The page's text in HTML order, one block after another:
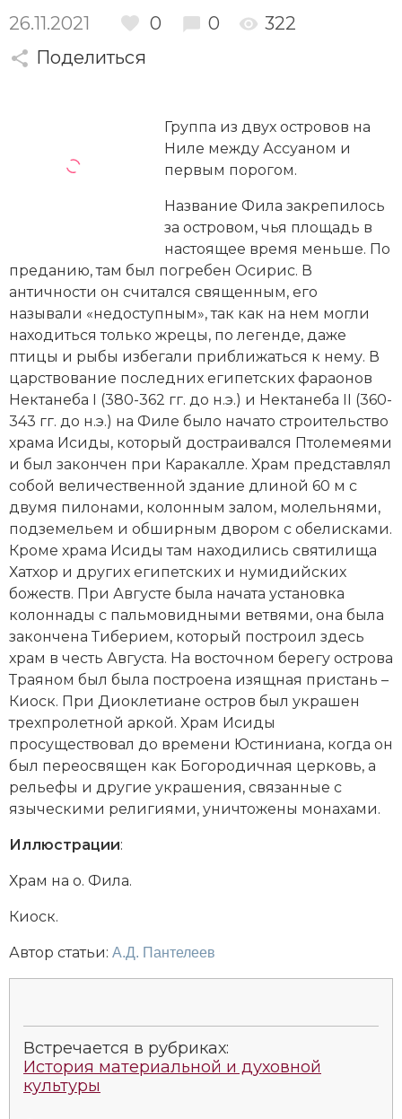
Историческая география и топонимика
История материальной и духовной культуры
История, философия, теория и методология
исторического знания
Итория международных отношений
Латинская Америка
Новая история
Новейшая история
Образование
Общественные объединения и организации
Политическая история
Революции и народные движения
Религия и церковь
Северная Америка
Социально-экономическая история
Специальные исторические дисциплины
26.11.2021 0 0
322
Поделиться
Группа из двух островов на
Ниле между Ассуаном и
первым порогом.
Название Фила закрепилось
за островом, чья площадь в
настоящее время меньше. По
преданию, там был погребен Осирис. В
античности он считался священным, его
называли «недоступным», так как на нем могли
находиться только жрецы, по легенде, даже
птицы и рыбы избегали приближаться к нему. В
царствование последних египетских фараонов
Нектанеба I (380-362 гг. до н.э.) и Нектанеба II (360-
343 гг. до н.э.) на Филе было начато строительство
храма Исиды, который достраивался Птолемеями
и был закончен при Каракалле. Храм представлял
собой величественной здание длиной 60 м с
двумя пилонами, колонным залом, молельнями,
подземельем и обширным двором с обелисками.
Кроме храма Исиды там находились святилища
Хатхор и других египетских и нумидийских
божеств. При Августе была начата установка
колоннады с пальмовидными ветвями, она была
закончена Тиберием, который построил здесь
храм в честь Августа. На восточном берегу острова
Траяном был была построена изящная пристань –
Киоск. При Диоклетиане остров был украшен
трехпролетной аркой. Храм Исиды
просуществовал до времени Юстиниана, когда он
был переосвящен как Богородичная церковь, а
рельефы и другие украшения, связанные с
языческими религиями, уничтожены монахами.
Иллюстрации:
Храм на о. Фила.
Киоск.
Автор статьи: А.Д. Пантелеев
Встречается в рубриках:
История материальной и духовной
культуры